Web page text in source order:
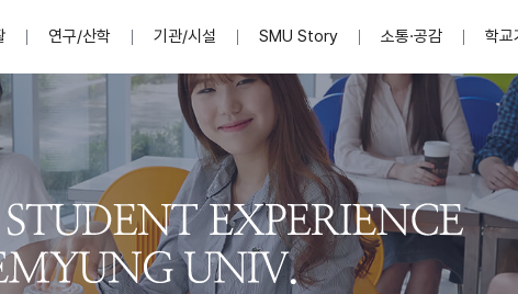
립자발자취 이사장인사말 법인소개
자매회사 및 기관
임원현황
이사회(개최, 회의록)
학교법인 임원과 친족관계에
학홈페이지 입학정보통합시스템(합격조회/고지서출력/납
일반ㆍ경영행정복지대학원 저널리즘대학원
문예술대학
디어콘텐츠창작학과
국어학부
아트앤산업디자인학과
실내디자인학과
각·영상디자인학과
션디자인학과
사회과학대학
경찰학과
행정학과
법학과
부동산지적학과
소방방재학과
경영학과
AI융합대학
AI컴퓨터학부
스마트IT학부
전기공학과
전자공학과
건축학과
건설환경공학과
직과정안내 연계전공 수강
학생상담/심리 권익보호 사회봉사지원센터
센터 및 조직소개
규정집
주요업무
장애학
소개
지원서
장애학생
연구/산학
학협력단 소개 연구지원 지식재산권 부속기관
교내학술연구비 지원 국제학술지 논문게재 지원
학술저
국제학술회의 참가경비 지원
학술대회 참가경비 지원 부
기관/시설
교육혁신·학생성공본부 대학혁신사업단 대학일자리플
무연구처 기획실 학생처 사무처 입학관리본부
SMU Story
일반공지 장학 및 학사안내 입찰공고 정보보호
교원(강사,겸임교원포함)채용정보
행사안내
소통·공감 학교